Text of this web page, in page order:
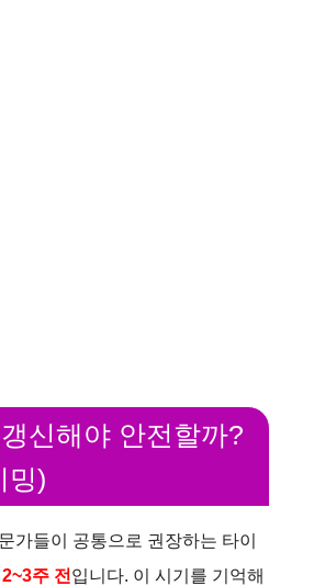
신해야 안전할까?
밍)
가들이 공통으로 권장하는 타이
주 전 입니다. 이 시기를 기억해